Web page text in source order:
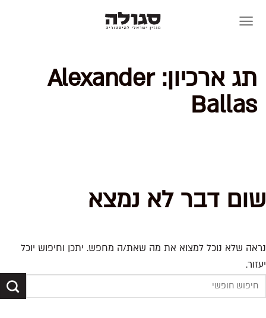
תג ארכיון:Alexander
Ballas
שום דבר לא נמצא
נראה שלא נוכל למצוא את מה שאת/ה מחפש. יתכן וחיפוש יוכל
יעזור.